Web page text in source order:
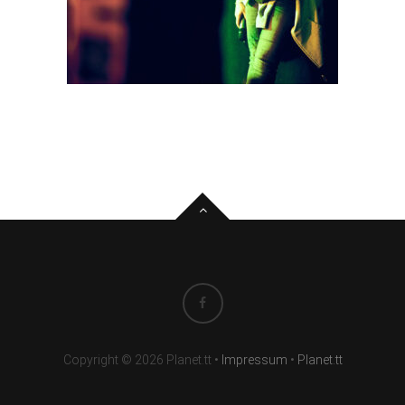
Copyright © 2026 Planet.tt • Impressum • Planet.tt